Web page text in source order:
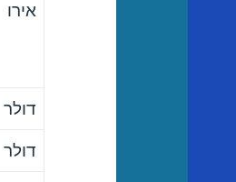
אירו
דולר
דולר